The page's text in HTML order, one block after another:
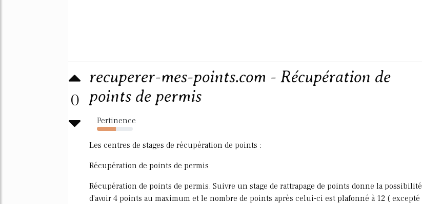
0
recuperer-mes-points.com - Récupération de
points de permis
Pertinence
53%
Les centres de stages de récupération de points :
Récupération de points de permis
Récupération de points de permis. Suivre un stage de rattrapage de points donne la possibilité
d'avoir 4 points au maximum et le nombre de points après celui-ci est plafonné à 12 ( excepté